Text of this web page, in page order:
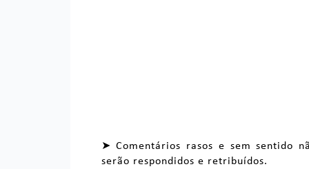
➤ Comentários rasos e sem sentido
serão respondidos e retribuídos.